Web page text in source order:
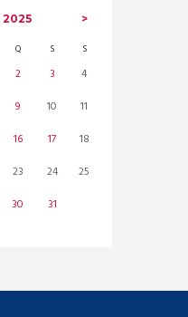
2025
Q S S
2 3
4
9 10
11
16 17
18
23 24
25
30 31